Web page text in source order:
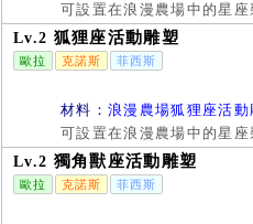
可設置在浪漫農場中的星
Lv.2 狐狸座活動雕塑
歐拉 克諾斯 菲西斯
材料： 浪漫農場狐狸座活動
可設置在浪漫農場中的星
Lv.2 獨角獸座活動雕塑
歐拉 克諾斯 菲西斯